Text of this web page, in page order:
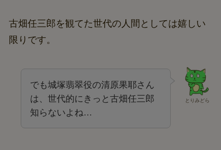
古畑任三郎を観てた世代の人間としては嬉しい
限りです。
とりみどら
でも城塚翡翠役の清原果耶さん
は、世代的にきっと古畑任三郎
知らないよね…